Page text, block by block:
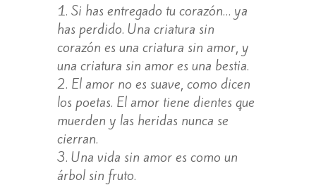
Si has entregado tu corazón… ya
has perdido. Una criatura sin
corazón es una criatura sin amor, y
una criatura sin amor es una bestia.
El amor no es suave, como dicen
los poetas. El amor tiene dientes que
muerden y las heridas nunca se
cierran.
Una vida sin amor es como un
árbol sin fruto.